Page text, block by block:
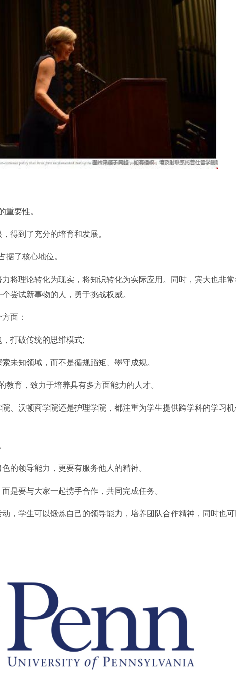
要性。
到了充分的培育和发展。
了核心地位。
理论转化为现实，将知识转化为实际应用。同时，宾大也非常
尝试新事物的人，勇于挑战权威。
面：
打破传统的思维模式;
知领域，而不是循规蹈矩、墨守成规。
育，致力于培养具有多方面能力的人才。
沃顿商学院还是护理学院，都注重为学生提供跨学科的学习机
领导能力，更要有服务他人的精神。
要与大家一起携手合作，共同完成任务。
学生可以锻炼自己的领导能力，培养团队合作精神，同时也可